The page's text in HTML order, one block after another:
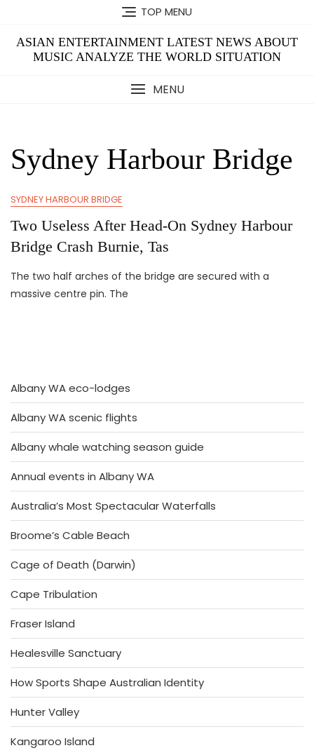
content
TOP MENU
ASIAN ENTERTAINMENT LATEST NEWS ABOUT
MUSIC ANALYZE THE WORLD SITUATION
MENU
Sydney Harbour Bridge
SYDNEY HARBOUR BRIDGE
Two Useless After Head-On Sydney Harbour
Bridge Crash Burnie, Tas
The two half arches of the bridge are secured with a
massive centre pin. The
Albany WA eco-lodges
Albany WA scenic flights
Albany whale watching season guide
Annual events in Albany WA
Australia’s Most Spectacular Waterfalls
Broome’s Cable Beach
Cage of Death (Darwin)
Cape Tribulation
Fraser Island
Healesville Sanctuary
How Sports Shape Australian Identity
Hunter Valley
Kangaroo Island